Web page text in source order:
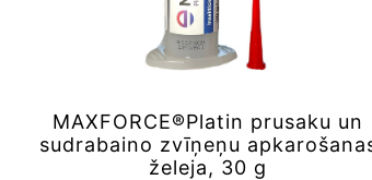
MAXFORCE®Platin prusaku un
sudrabaino zvīņeņu
želeja, 30 g